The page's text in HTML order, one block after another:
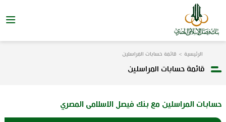
الرئيسية قائمة حسابات المراسلين
قائمة حسابات المراسلين
حسابات المراسلين مع بنك فيصل الاسلامى المصري